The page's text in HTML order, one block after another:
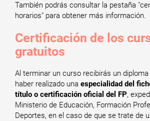
También podrás consultar la pestaña
horarios" para obtener más información.
Certificación de los
gratuitos
Al terminar un curso recibirás un
haber realizado una especialidad del
título o certificación oficial del FP,
Ministerio de Educación, Formación
Deportes, en el caso de que se trate de